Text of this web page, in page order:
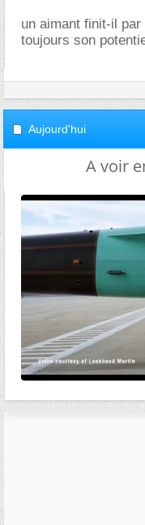
un aimant finit-il
toujours son
Aujourd'hui
A voir